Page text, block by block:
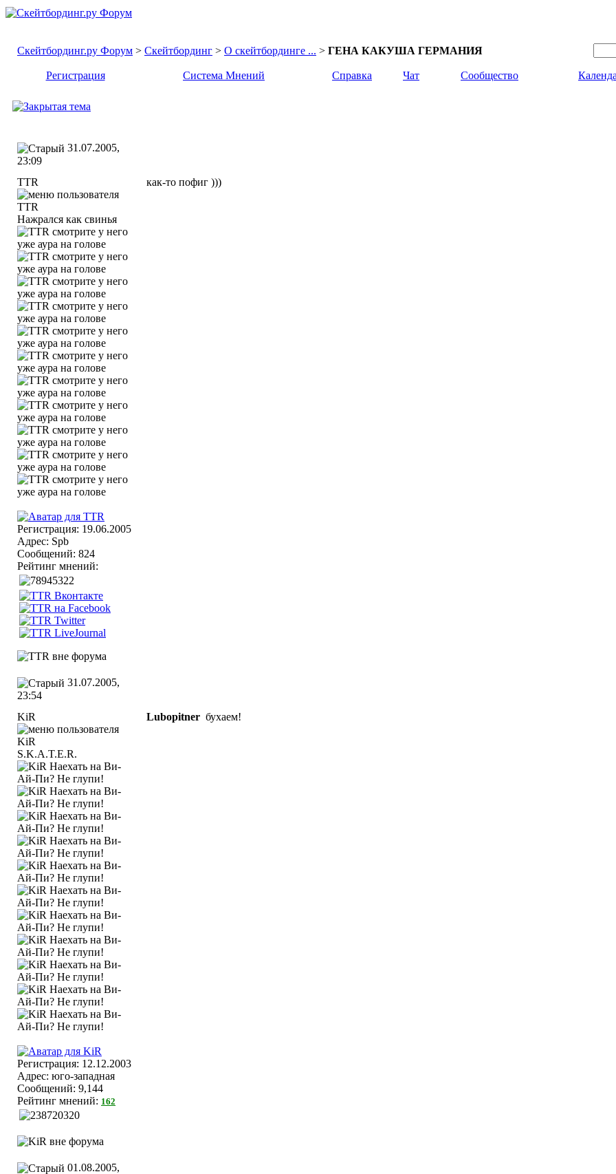
Скейтбординг.ру Форум > Скейтбординг > О скейтбординге ... > ГЕНА КАКУША ГЕРМАНИЯ
Регистрация Система Мнений Справка Чат Сообщество
31.07.2005,
23:09
TTR
Нажрался как свинья
Регистрация: 19.06.2005
Адрес: Spb
Сообщений: 824
Рейтинг мнений:
как-то пофиг )))
31.07.2005,
23:54
KiR
S.K.A.T.E.R.
Регистрация: 12.12.2003
Адрес: юго-западная
Сообщений: 9,144
Рейтинг мнений: 162
Lubopitner бухаем!
01.08.2005,